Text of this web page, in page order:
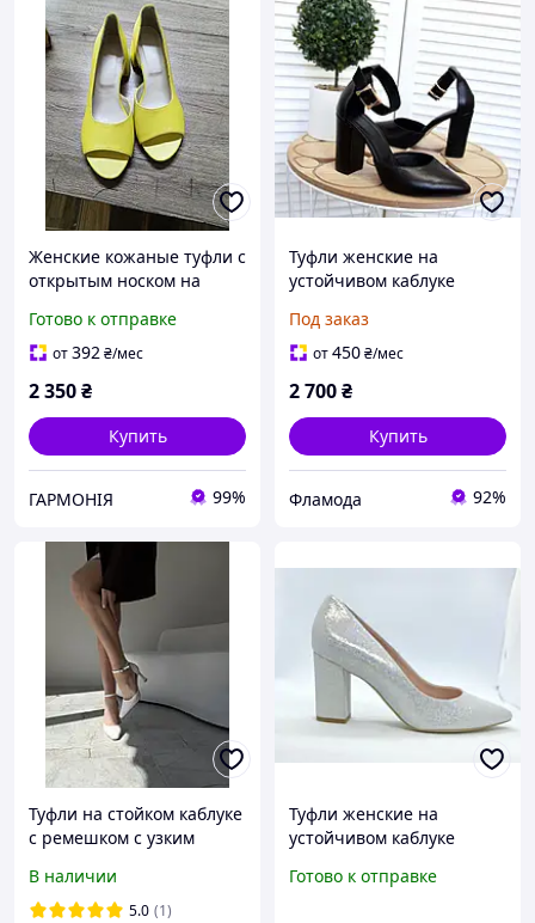
Женские кожаные туфли с
открытым носком на
каблуке4165мер
Готово к отправке
от392₴/мес
2 350₴
Купить
ГАРМОНІЯ 99%
Туфли женские на
устойчивом каблуке
Под заказ
от450₴/мес
2 700₴
Купить
Фламода 92%
Туфли на стойком каблуке
с ремешком с узким
эко кожаные осень лето
весна
В наличии
5.0 (1)
Туфли женские на
устойчивом каблуке
производитель Польша
Готово к отправке